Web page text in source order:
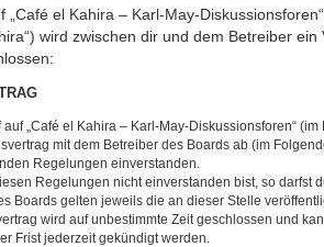
„Café el Kahira – Karl-May-
wird zwischen dir und dem Betreiber ein
auf „Café el Kahira – Karl-May-Diskussionsforen“
mit dem Betreiber des Boards ab (im
Regelungen einverstanden.
Regelungen nicht einverstanden bist, so darfst
Boards gelten jeweils die an dieser Stelle
wird auf unbestimmte Zeit geschlossen und
Frist jederzeit gekündigt werden.